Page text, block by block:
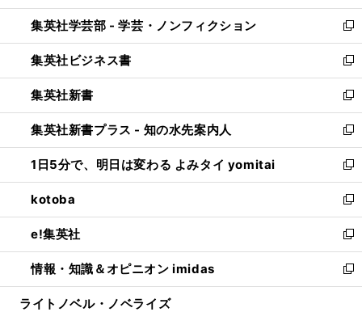
開
く
ウ
で
開
く
ン
ド
ウ
で
開
く
ウ
ィ
ン
ド
ウ
で
開
く
集英社学芸部 - 学芸・ノンフィクション
新
し
い
ウ
ィ
ン
ド
ウ
で
開
く
集英社ビジネス書
新
し
い
ウ
ィ
ン
ド
ウ
で
開
く
集英社新書
新
し
い
ウ
ィ
ン
ド
ウ
で
開
く
集英社新書プラス - 知の水先案内人
新
し
い
ウ
ィ
ン
ド
ウ
で
開
1日5分で、明日は変わる よみタイ yomitai
新
し
い
ウ
ィ
ン
ド
ウ
kotoba
新
し
い
ウ
ィ
ン
e!集英社
新
し
い
ウ
情報・知識＆オピニオン imidas
新
し
ライトノベル・ノベライズ